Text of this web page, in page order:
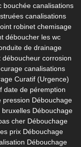
bouchée canalisations
canalisations
robinet chemisage
déboucher les wc
de drainage
déboucheur corrosion
curage canalisations
Curatif (Urgence)
date de péremption
pression Débouchage
bruxelles Débouchage
cher Débouchage
prix Débouchage
Débouchage